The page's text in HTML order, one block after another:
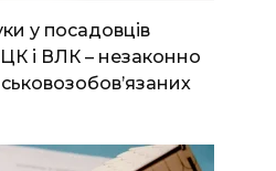
у посадовців
і ВЛК – незаконно